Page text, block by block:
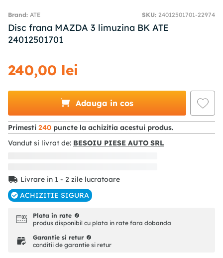
ATE SKU: 24012501701-22974
Disc frana MAZDA 3 limuzina BK ATE
24012501701
240,00 lei
Adauga in cos
Primesti 240 puncte la achizitia acestui produs.
Vandut si livrat de: BESOIU PIESE AUTO SRL
Livrare in 1 - 2 zile lucratoare
ACHIZITIE SIGURA
Plata in rate
produs disponibil cu plata in rate fara dobanda
Garantie si retur
conditii de garantie si retur